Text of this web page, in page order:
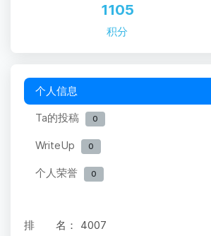
1105
积分
个人信息
Ta的投稿
0
WriteUp 0
个人荣誉 0
排 名： 4007